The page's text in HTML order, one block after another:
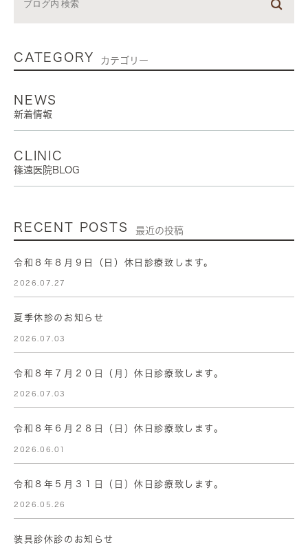
CATEGORY カテゴリー
NEWS
新着情報
CLINIC
篠遠医院BLOG
RECENT POSTS 最近の投稿
令和８年８月９日（日）休日診療致します。
2026.07.27
夏季休診のお知らせ
2026.07.03
令和８年７月２０日（月）休日診療致します。
2026.07.03
令和８年６月２８日（日）休日診療致します。
2026.06.01
令和８年５月３１日（日）休日診療致します。
2026.05.26
装具診休診のお知らせ